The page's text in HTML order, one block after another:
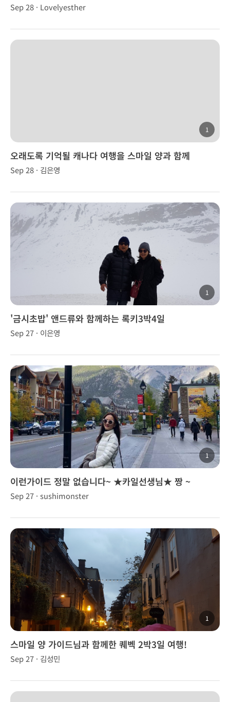
Sep 28 · Lovelyesther
1
오래도록 기억될 캐나다 여행을 스마일 양과 함께
Sep 28 · 김은영
1
'금시초밥' 앤드류와 함께하는 록키3박4일
Sep 27 · 이은영
1
이런가이드 정말 없습니다~ ★카일선생님★ 짱 ~
Sep 27 · sushimonster
1
스마일 양 가이드님과 함께한 퀘벡 2박3일 여행!
Sep 27 · 김성민